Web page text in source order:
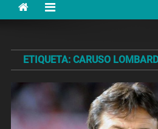
ETIQUETA: CARUSO